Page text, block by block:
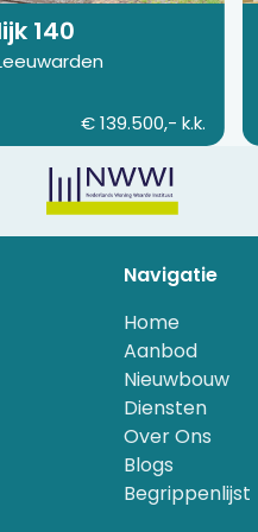
140
€ 139.500,- k.k.
Navigatie
Home
Aanbod
Nieuwbouw
Diensten
Over Ons
Blogs
Begrippenlijst